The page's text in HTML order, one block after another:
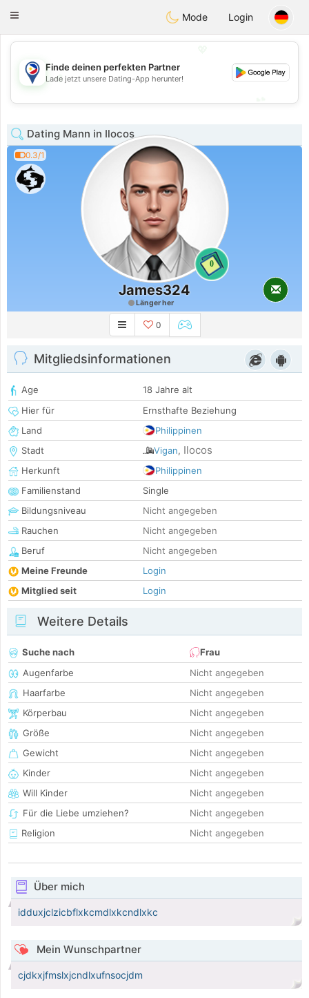
Philippines Chat
Toggle
Mode Login
💖
💕
Finde deinen perfekten Partner
Lade jetzt unsere Dating-App herunter!
Dating Mann in Ilocos
0.3/1
0
James324
Länger her
0
Mitgliedsinformationen
Age
18 Jahre alt
Hier für
Ernsthafte Beziehung
Land
Philippinen
Stadt
Vigan, Ilocos
Herkunft
Philippinen
Familienstand
Single
Bildungsniveau
Nicht angegeben
Rauchen
Nicht angegeben
Beruf
Nicht angegeben
Meine Freunde
Login
Mitglied seit
Login
Weitere Details
Suche nach
Frau
Augenfarbe
Nicht angegeben
Haarfarbe
Nicht angegeben
Körperbau
Nicht angegeben
Größe
Nicht angegeben
Gewicht
Nicht angegeben
Kinder
Nicht angegeben
Will Kinder
Nicht angegeben
Für die Liebe umziehen?
Nicht angegeben
Religion
Nicht angegeben
Über mich
idduxjclzicbflxkcmdlxkcndlxkc
Mein Wunschpartner
cjdkxjfmslxjcndlxufnsocjdm